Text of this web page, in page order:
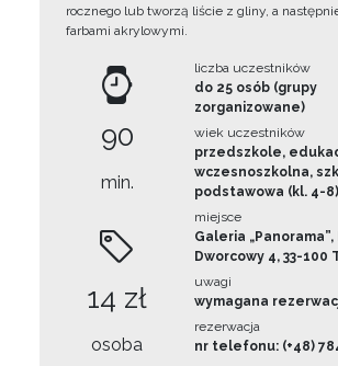
rocznego lub tworzą liście z gliny, a
farbami akrylowymi.
90
min.
14 zł
osoba
liczba uczestników
do 25 osób (grupy
zorganizowane)
wiek uczestników
przedszkole,
wczesnoszkolna,
podstawowa (kl. 4-8)
miejsce
Galeria „Panorama”,
Dworcowy 4, 33-100
uwagi
wymagana
rezerwacja
nr telefonu: (+48)